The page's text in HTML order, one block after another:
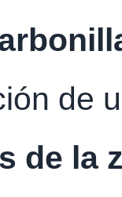
de
de la